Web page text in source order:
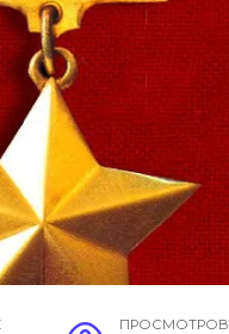
ПРОСМОТРОВ